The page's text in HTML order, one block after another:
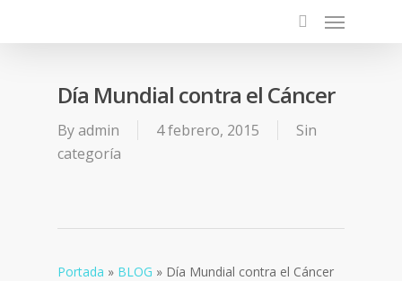
Día Mundial contra el Cáncer
Byadmin 4 febrero, 2015
Sin
categoría
Portada » BLOG » Día Mundial contra el Cáncer